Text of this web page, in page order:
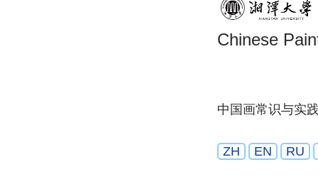
Chinese
中国画常识与实
ZH EN RU